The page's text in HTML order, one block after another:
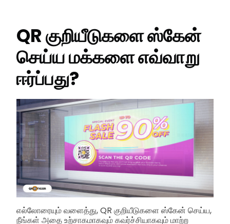
QR குறியீடுகளை ஸ்கேன்
செய்ய மக்களை எவ்வாறு
ஈர்ப்பது?
எல்லோரையும் வளைத்து, QR குறியீடுகளை ஸ்கேன் செய்ய,
நீங்கள் அதை உற்சாகமாகவும் கவர்ச்சியாகவும் மாற்ற